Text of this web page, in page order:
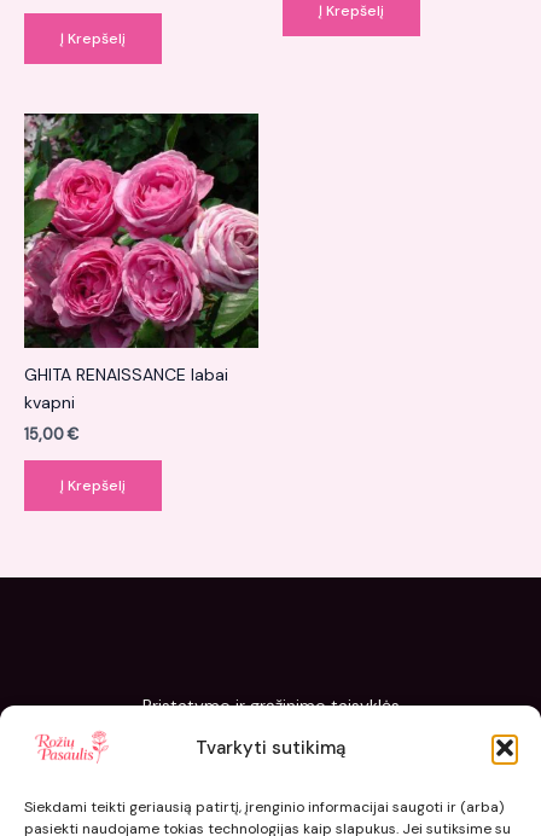
Tvarkyti sutikimą
Siekdami teikti geriausią patirtį, įrenginio informacijai saugoti ir (arba)
pasiekti naudojame tokias technologijas kaip slapukus. Jei sutiksime su
Į Krepšelį
Į Krepšelį
GHITA RENAISSANCE labai
kvapni
15,00€
Į Krepšelį
Pristatymo ir grąžinimo taisyklės
Slapukų politika